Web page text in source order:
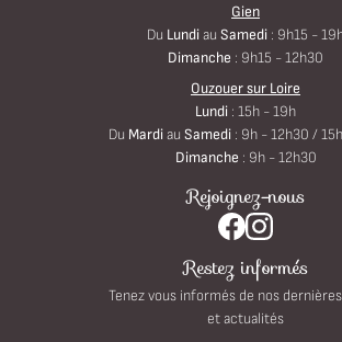
Gien
Du Lundiau Samedi : 9h15 -
Dimanche : 9h15 - 12h30
Ouzouer sur Loire
Lundi : 15h - 19h
Du Mardiau Samedi : 9h - 12h30 /
Dimanche : 9h - 12h30
Rejoignez-nous
Restez informés
Tenez vous informés de nos
et actualités